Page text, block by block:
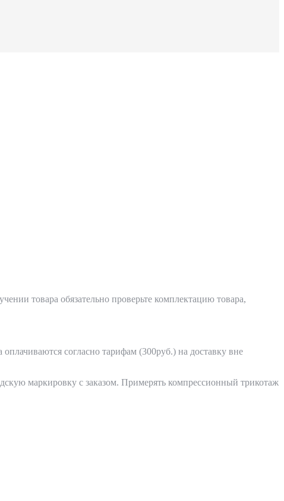
товара обязательно проверьте комплектацию товара,
согласно тарифам (300руб.) на доставку вне
маркировку с заказом. Примерять компрессионный трикотаж